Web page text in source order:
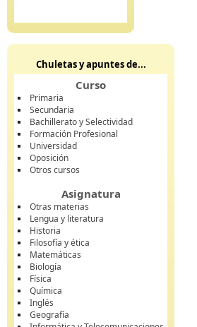
Chuletas y apuntes de...
Curso
Primaria
Secundaria
Bachillerato y Selectividad
Formación Profesional
Universidad
Oposición
Otros cursos
Asignatura
Otras materias
Lengua y literatura
Historia
Filosofía y ética
Matemáticas
Biología
Física
Química
Inglés
Geografía